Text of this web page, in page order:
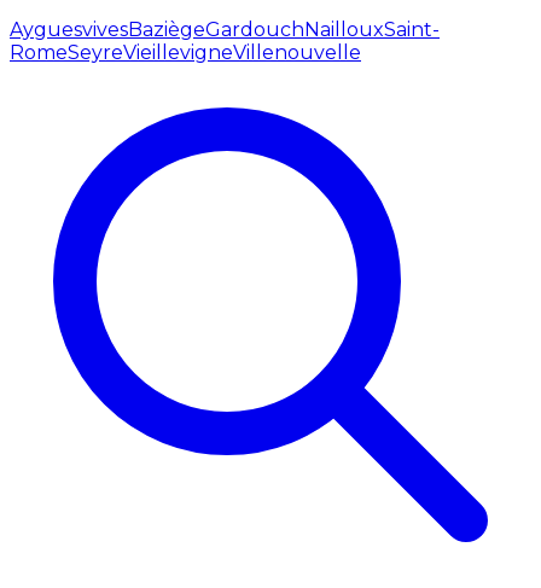
AyguesvivesBaziègeGardouchNaillouxSaint-
RomeSeyreVieillevigneVillenouvelle